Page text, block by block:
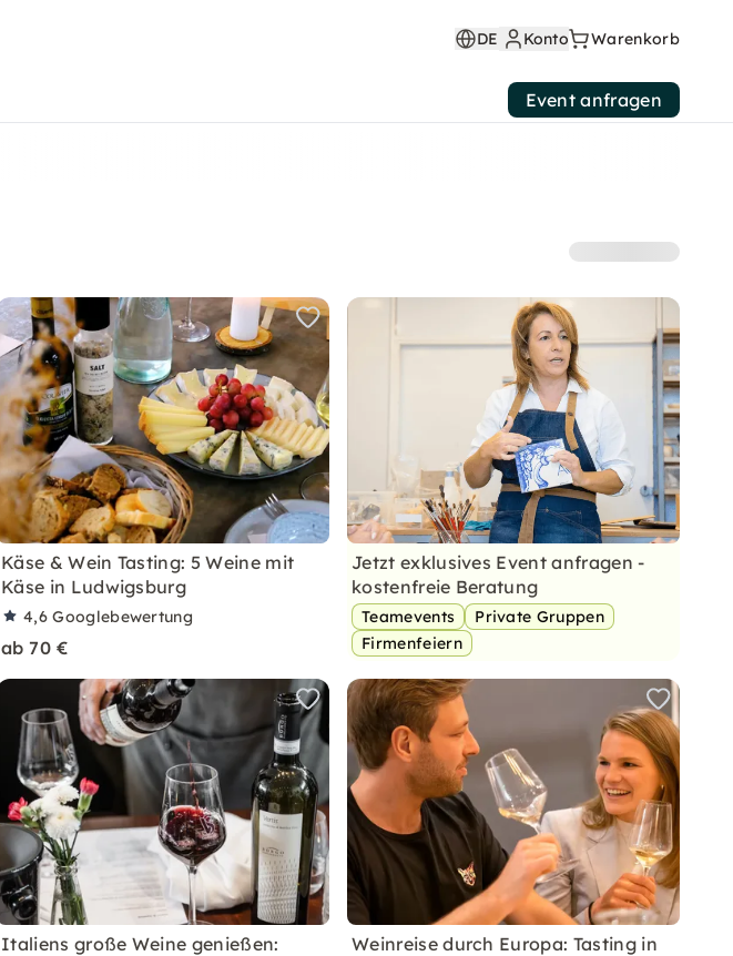
Käse & Wein Tasting: 5 Weine mit
Käse in Ludwigsburg
4,6Googlebewertung
ab 70 €
Jetzt exklusives Event anfragen -
kostenfreie Beratung
Teamevents
Private Gruppen
Firmenfeiern
Italiens große Weine genießen:
Weinreise durch Europa: Tasting in
DE Konto Warenkorb
Event anfragen